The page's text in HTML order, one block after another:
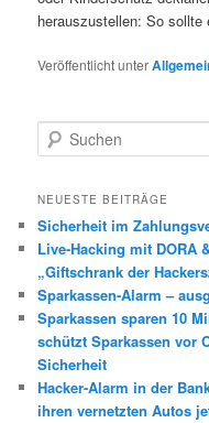
herauszustellen: So sollte
Veröffentlicht unter
u
h
n
NEUESTE BEITRÄGE
Sicherheit im
Live-Hacking mit DORA
„Giftschrank der
Sparkassen-Alarm –
Sparkassen sparen 10
schützt Sparkassen vor
Sicherheit
Hacker-Alarm in der
ihren vernetzten Autos